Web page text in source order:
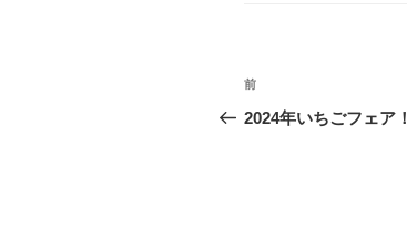
投
稿
過
去
前
2024年いちごフェア！